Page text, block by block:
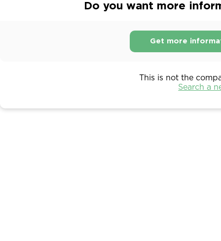
Do you want more
Get more
This is not the
Search a